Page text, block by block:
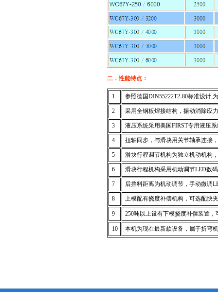
二．性能特点：
1 参照德国DIN55222T2-80标准设计,
2 采用全钢板焊接结构，振动消除应
3 液压系统采用美国FIRST专用液压
4 扭轴同步，与滑块用关节轴承连接
5 滑块行程调节机构为独立机动机构
6 滑块行程机构采用机动调节LED数
7 后挡料距离为机动调节，手动微调
8 上模配有挠度补偿机构，可选配快
9 250吨以上设有下模挠度补偿装置
10 本机为现在最新款设备，属于折弯